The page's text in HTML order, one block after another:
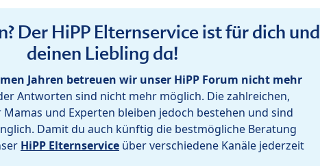
Der HiPP Elternservice ist für dich und
deinen Liebling da!
Jahren betreuen wir unser HiPP Forum nicht mehr
Antworten sind nicht mehr möglich. Die zahlreichen,
und Experten bleiben jedoch bestehen und sind
Damit du auch künftig die bestmögliche Beratung
HiPP Elternservice über verschiedene Kanäle jederzeit